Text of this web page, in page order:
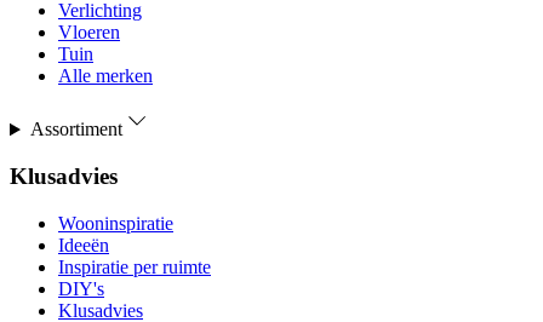
Verlichting
Vloeren
Tuin
Alle merken
Assortiment
Klusadvies
Wooninspiratie
Ideeën
Inspiratie per ruimte
DIY's
Klusadvies